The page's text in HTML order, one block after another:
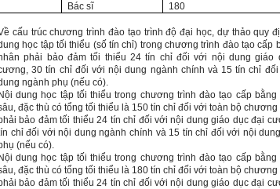
Bác sĩ 180
cấu trúc chương trình đào tạo trình độ đại học, dự thảo quy
học tập tối thiểu (số tín chỉ) trong chương trình đào tạo cấp
phải bảo đảm tối thiểu 24 tín chỉ đối với nội dung giáo
30 tín chỉ đối với nội dung ngành chính và 15 tín chỉ
ngành phụ (nếu có).
Nội dung học tập tối thiểu trong chương trình đào tạo cấp bằng
đặc thù có tổng tối thiểu là 150 tín chỉ đối với toàn bộ chương
bảo đảm tối thiểu 24 tín chỉ đối với nội dung giáo dục đại
chỉ đối với nội dung ngành chính và 15 tín chỉ đối với nội
(nếu có).
Nội dung học tập tối thiểu trong chương trình đào tạo cấp bằng
đặc thù có tổng tối thiểu là 180 tín chỉ đối với toàn bộ chương
bảo đảm tối thiểu 24 tín chỉ đối với nội dung giáo dục đại